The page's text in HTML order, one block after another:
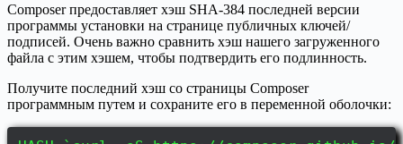
Composer предоставляет хэш SHA-384 последней версии
программы установки на странице публичных ключей/
подписей. Очень важно сравнить хэш нашего загруженного
файла с этим хэшем, чтобы подтвердить его подлинность.
Получите последний хэш со страницы Composer
программным путем и сохраните его в переменной оболочки: